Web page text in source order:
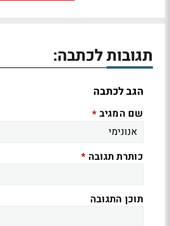
תגובות לכתבה:
הגב לכתבה
שם המגיב *
כותרת תגובה *
תוכן התגובה